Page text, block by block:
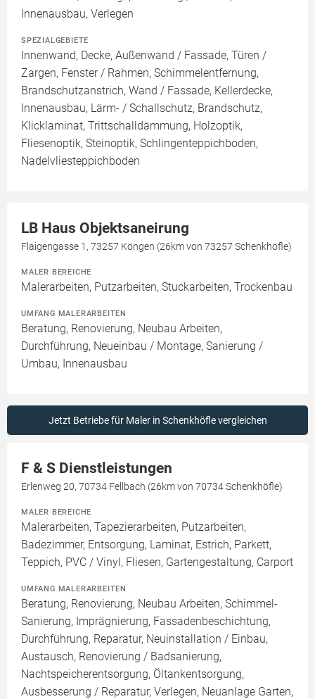
Innenausbau, Verlegen
SPEZIALGEBIETE
Innenwand, Decke, Außenwand / Fassade, Türen /
Zargen, Fenster / Rahmen, Schimmelentfernung,
Brandschutzanstrich, Wand / Fassade, Kellerdecke,
Innenausbau, Lärm- / Schallschutz, Brandschutz,
Klicklaminat, Trittschalldämmung, Holzoptik,
Fliesenoptik, Steinoptik, Schlingenteppichboden,
Nadelvliesteppichboden
LB Haus Objektsaneirung
Flaigengasse 1, 73257 Köngen (26km von 73257 Schenkhöfle)
MALER BEREICHE
Malerarbeiten, Putzarbeiten, Stuckarbeiten, Trockenbau
UMFANG MALERARBEITEN
Beratung, Renovierung, Neubau Arbeiten,
Durchführung, Neueinbau / Montage, Sanierung /
Umbau, Innenausbau
Jetzt Betriebe für Maler in Schenkhöfle vergleichen
F & S Dienstleistungen
Erlenweg 20, 70734 Fellbach (26km von 70734 Schenkhöfle)
MALER BEREICHE
Malerarbeiten, Tapezierarbeiten, Putzarbeiten,
Badezimmer, Entsorgung, Laminat, Estrich, Parkett,
Teppich, PVC / Vinyl, Fliesen, Gartengestaltung, Carport
UMFANG MALERARBEITEN
Beratung, Renovierung, Neubau Arbeiten, Schimmel-
Sanierung, Imprägnierung, Fassadenbeschichtung,
Durchführung, Reparatur, Neuinstallation / Einbau,
Austausch, Renovierung / Badsanierung,
Nachtspeicherentsorgung, Öltankentsorgung,
Ausbesserung / Reparatur, Verlegen, Neuanlage Garten,